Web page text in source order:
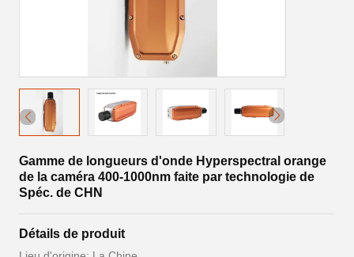
Gamme de longueurs d'onde Hyperspectral orange
de la caméra 400-1000nm faite par technologie de
Spéc. de CHN
Détails de produit